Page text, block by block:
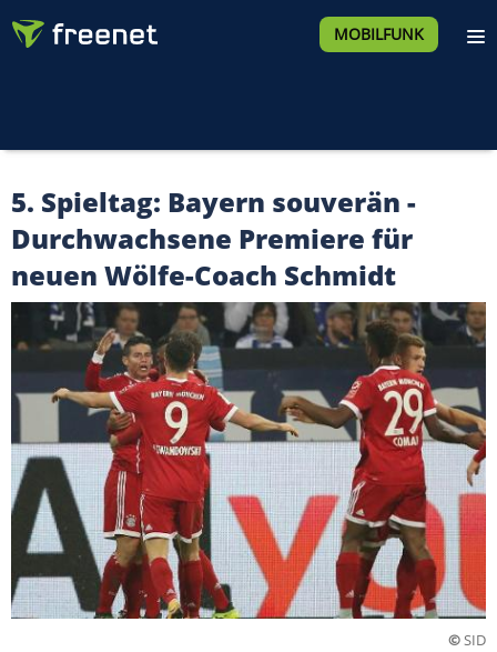
MOBILFUNK
5. Spieltag: Bayern souverän -
Durchwachsene Premiere für
neuen Wölfe-Coach Schmidt
©SID